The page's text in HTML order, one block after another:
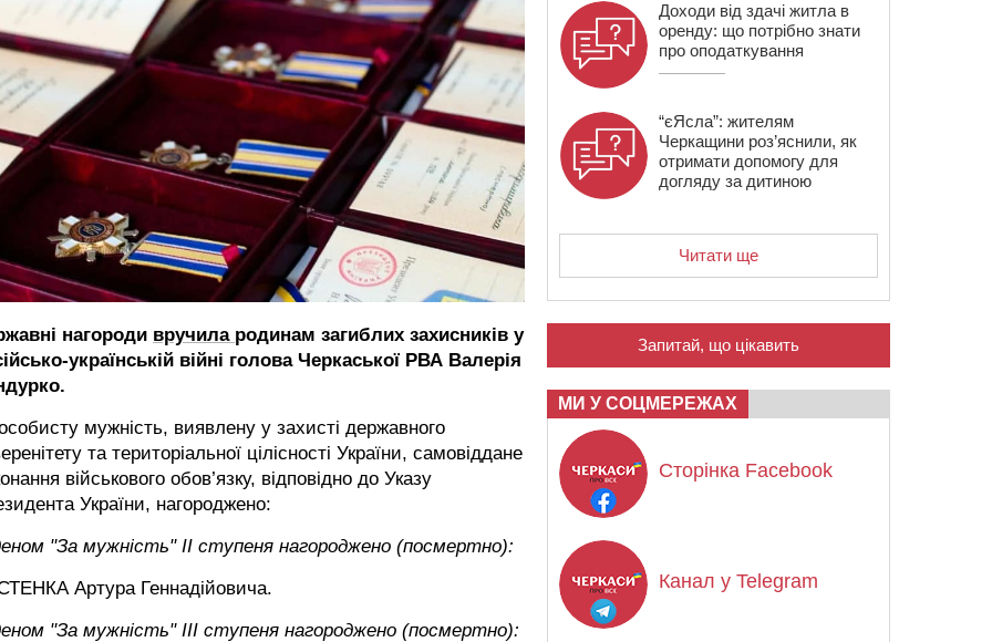
нагороди вручила родинам загиблих захисників у
українській війні голова Черкаської РВА Валерія
мужність, виявлену у захисті державного
та територіальної цілісності України, самовіддане
військового обов’язку, відповідно до Указу
України, нагороджено:
"За мужність" ІІ ступеня нагороджено (посмертно):
Артура Геннадійовича.
"За мужність" ІІІ ступеня нагороджено (посмертно):
Доходи від здачі житла в
оренду: що потрібно знати
про оподаткування
“єЯсла”: жителям
Черкащини роз’яснили, як
отримати допомогу для
догляду за дитиною
Читати ще
Запитай, що цікавить
МИ У СОЦМЕРЕЖАХ
Сторінка Facebook
Канал у Telegram